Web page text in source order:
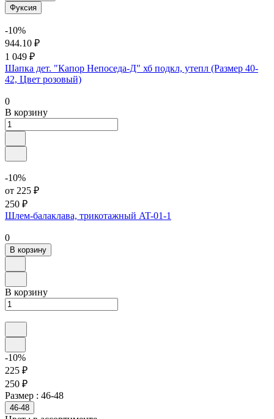
Фуксия
-10%
944.10 ₽
1 049 ₽
Шапка дет. "Капор Непоседа-Д" хб подкл, утепл (Размер 40-
42, Цвет розовый)
0
В корзину
-10%
от 225 ₽
250 ₽
Шлем-балаклава, трикотажный AT-01-1
0
В корзину
В корзину
-10%
225 ₽
250 ₽
Размер : 46-48
46-48